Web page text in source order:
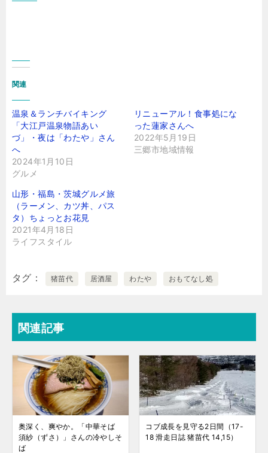
関連
温泉＆ランチバイキング
「大江戸温泉物語あい
づ」・夜は「わたや」さん
へ
2024年1月10日
グルメ
リニューアル！食事処にな
った蓮家さんへ
2022年5月19日
三郷市地域情報
山形・福島・茨城グルメ旅
（ラーメン、カツ丼、パス
タ）ちょっとお花見
2021年4月18日
ライフスタイル
タグ 猪苗代 居酒屋 わたや おもてなし処
関連記事
奥深く、爽やか。「中華そば
須紗（ずさ）」さんの冷やしそ
ば
コブ成長を見守る2日間（17-
18 滑走日誌 猪苗代 14,15）